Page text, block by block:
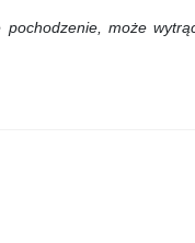
może